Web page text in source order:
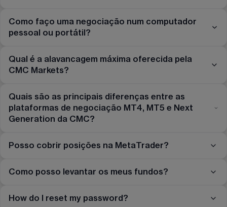
Como faço uma negociação num computador
pessoal ou portátil?
Qual é a alavancagem máxima oferecida pela
CMC Markets?
Quais são as principais diferenças entre as
plataformas de negociação MT4, MT5 e Next
Generation da CMC?
Posso cobrir posições na MetaTrader?
Como posso levantar os meus fundos?
How do I reset my password?